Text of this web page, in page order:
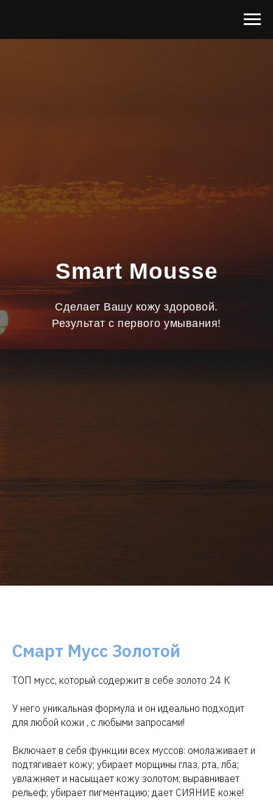
Smart Mousse
Сделает Вашу кожу здоровой.
Результат с первого умывания!
Смарт Мусс Золотой
ТОП мусс, который содержит в себе золото 24 К
У него уникальная формула и он идеально подходит
для любой кожи , с любыми запросами!
Включает в себя функции всех муссов: омолаживает и
подтягивает кожу; убирает морщины глаз, рта, лба;
увлажняет и насыщает кожу золотом; выравнивает
рельеф; убирает пигментацию; дает СИЯНИЕ коже!